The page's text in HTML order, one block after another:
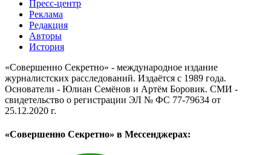
Пресс-центр
Реклама
Редакция
Авторы
История
«Совершенно Секретно» - международное издание
журналистских расследований. Издаётся с 1989 года.
Основатели - Юлиан Семёнов и Артём Боровик. CМИ -
свидетельство о регистрации ЭЛ № ФС 77-79634 от
25.12.2020 г.
«Совершенно Секретно» в Мессенджерах: